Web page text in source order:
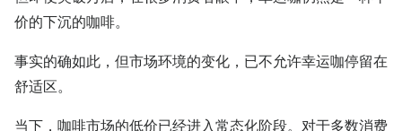
价的下沉的咖啡。
事实的确如此，但市场环境的变化，已不允许幸运咖停留在
舒适区。
当下，咖啡市场的低价已经进入常态化阶段。对于多数消费